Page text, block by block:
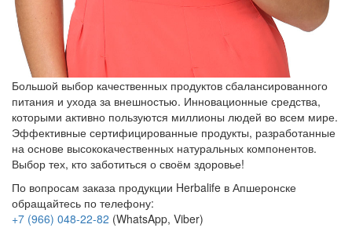
Большой выбор качественных продуктов сбалансированного
питания и ухода за внешностью. Инновационные средства,
которыми активно пользуются миллионы людей во всем мире.
Эффективные сертифицированные продукты, разработанные
на основе высококачественных натуральных компонентов.
Выбор тех, кто заботиться о своём здоровье!
По вопросам заказа продукции Herbalife в Апшеронске
обращайтесь по телефону:
+7 (966) 048-22-82 (WhatsApp, Viber)